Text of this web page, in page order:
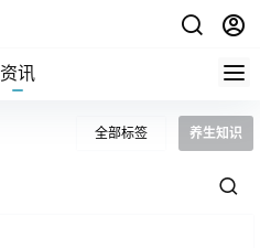
资讯
全部标签 养生知识